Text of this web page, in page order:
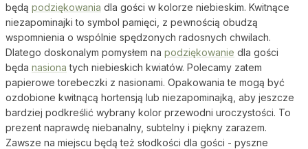
będą podziękowania dla gości w kolorze niebieskim. Kwitnące
niezapominajki to symbol pamięci, z pewnością obudzą
wspomnienia o wspólnie spędzonych radosnych chwilach.
Dlatego doskonalym pomysłem na podziękowanie dla gości
będa nasiona tych niebieskich kwiatów. Polecamy zatem
papierowe torebeczki z nasionami. Opakowania te mogą być
ozdobione kwitnącą hortensją lub niezapominajką, aby jeszcze
bardziej podkreślić wybrany kolor przewodni uroczystości. To
prezent naprawdę niebanalny, subtelny i piękny zarazem.
Zawsze na miejscu będą też słodkości dla gości - pyszne